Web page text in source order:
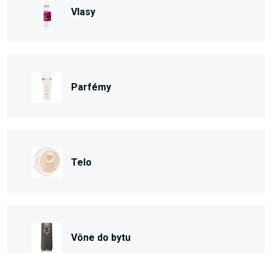
Vlasy
Parfémy
Telo
Vône do bytu